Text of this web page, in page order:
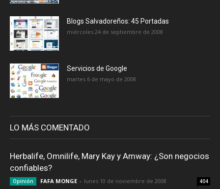
Blogs Salvadoreños: 45 Portadas
miércoles 24 de septiembre de 2008
Servicios de Google
martes 6 de mayo de 2008
LO MÁS COMENTADO
Herbalife, Omnilife, Mary Kay y Amway: ¿Son negocios
confiables?
Opinión FAFA MONGE - lunes 10 de noviembre de 2008 404